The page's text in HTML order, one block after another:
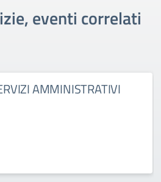
eventi correlati
AMMINISTRATIVI